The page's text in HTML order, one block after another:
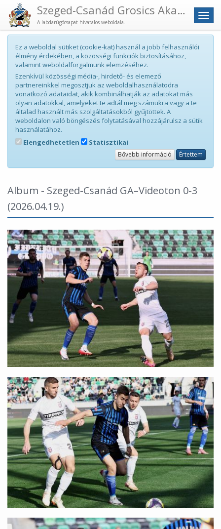
Menü
Szeged-Csanád Grosics Akadémia
A labdarúgócsapat hivatalos weboldala.
Ez a weboldal sütiket (cookie-kat) használ a jobb felhasználói
élmény érdekében, a közösségi funkciók biztosításához,
valamint weboldalforgalmunk elemzéséhez.
Ezenkívül közösségi média-, hirdető- és elemező
partnereinkkel megosztjuk az weboldalhasználatodra
vonatkozó adataidat, akik kombinálhatják az adatokat más
olyan adatokkal, amelyeket te adtál meg számukra vagy a te
általad használt más szolgáltatásokból gyűjtöttek. A
weboldalon való böngészés folytatásával hozzájárulsz a sütik
használatához.
Elengedhetetlen
Statisztikai
Bővebb információ Értettem
Album - Szeged-Csanád GA–Videoton 0-3
(2026.04.19.)